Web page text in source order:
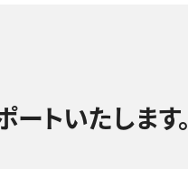
トいたします。